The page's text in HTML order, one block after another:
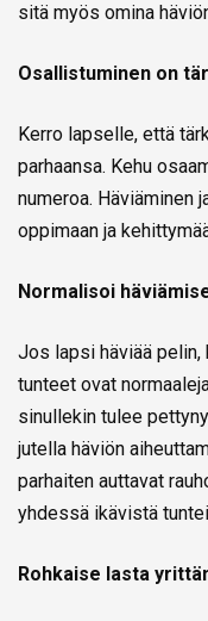
sitä myös omina
Osallistuminen on
Kerro lapselle, että
parhaansa. Kehu
numeroa. Häviäminen
oppimaan ja
Normalisoi
Jos lapsi häviää
tunteet ovat
sinullekin tulee
jutella häviön
parhaiten auttavat
yhdessä ikävistä
Rohkaise lasta